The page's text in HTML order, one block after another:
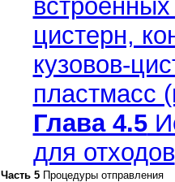
цистерн,
кузовов-
пластмасс
Глава 4.5
для отходов
Часть 5Процедуры отправления